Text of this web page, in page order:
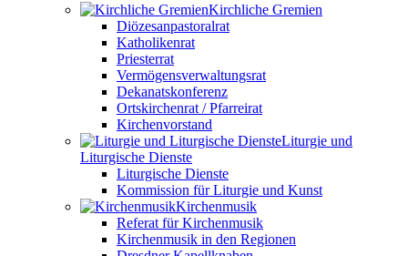
Kirchliche Gremien
Diözesanpastoralrat
Katholikenrat
Priesterrat
Vermögensverwaltungsrat
Dekanatskonferenz
Ortskirchenrat / Pfarreirat
Kirchenvorstand
Liturgie und
Liturgische Dienste
Liturgische Dienste
Kommission für Liturgie und Kunst
Kirchenmusik
Referat für Kirchenmusik
Kirchenmusik in den Regionen